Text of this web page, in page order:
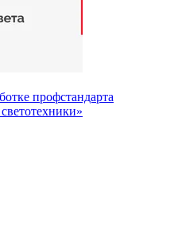
профстандарта